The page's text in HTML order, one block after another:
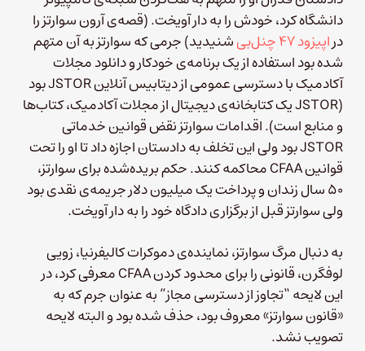
دانشگاه کرد، خودش را به دار آویخت. (قصه‌ی آرون سوارتز را
دراپیزود ۴۷ چنل‌بی
شنیدید) جرمی که سوارتز به آن متهم
شده بود استفاده از یک برنامه‌ی خودکار و دانلود مجلات
آکادمیک با دسترسی عمومی از دیتابیس آنلاین JSTOR بود
(JSTOR یک کتابخانه‌ی دیجیتال از مجلات آکادمیک، کتاب‌ها
و منابع است). اقدامات سوارتز نقض قوانین خدماتی
JSTOR بود ولی این تخلف به دادستان‌ اجازه داد تا او را تحت
قوانین CFAA محاکمه کنند. حکم بریده‌شده برای سوارتز،
۵۰ سال زندان و پرداخت یک میلیون دلار جریمه‌ی نقدی بود
ولی سوارتز قبل از برگزاری دادگاه خود را به دار آویخت.
به دنبال مرگ سوارتز، نماینده‌ی دموکرات کالیفرنیا، زویی
لوفگرن، قانونی را برای محدود کردن CFAA معرفی کرد، در
این لایحه “تجاوز از دسترسی مجاز” به عنوان جرم که به
«قانون سوارتز» معروف بود، حذف شده بود و البته لایحه
تصویب نشد.